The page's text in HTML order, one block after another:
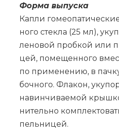
Фор­ма вы­пус­ка
Ка­пли
но­го стек­ла (25 мл),
ле­но­вой проб­кой или
цей, по­ме­щен­но­го
по при­ме­не­нию, в
боч­но­го. Фла­кон,
на­вин­чи­ва­е­мой
ни­тель­но
пель­ни­цей.